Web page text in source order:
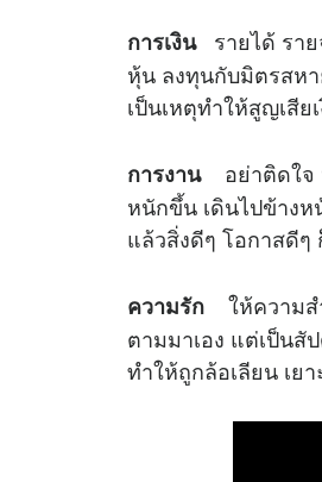
การเงินรายได้ ราย
หุ้น ลงทุนกับมิตรสหา
เป็นเหตุทำให้สูญ
การงานอย่าติดใจ ห
หนักขึ้น เดินไปข้างห
แล้วสิ่งดีๆ โอกาสดีๆ
ความรัก
ให้ความ
ตามมาเอง แต่เป็นสั
ทำให้ถูกล้อเลียน เย